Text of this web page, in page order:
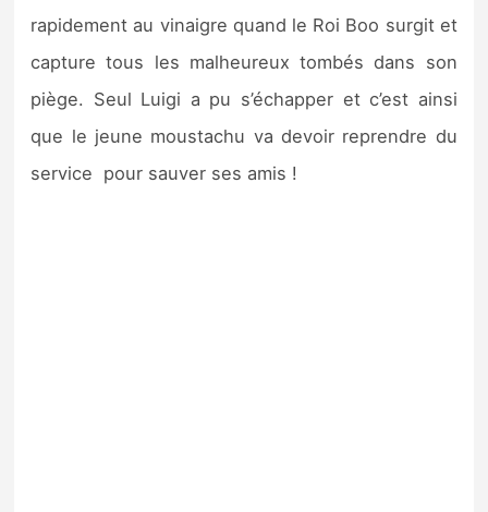
rapidement au vinaigre quand le Roi Boo surgit et
capture tous les malheureux tombés dans son
piège. Seul Luigi a pu s’échapper et c’est ainsi
que le jeune moustachu va devoir reprendre du
service pour sauver ses amis !